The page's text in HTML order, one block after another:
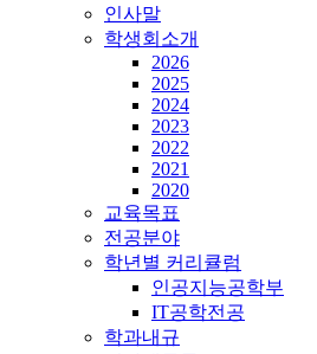
인사말
학생회소개
2026
2025
2024
2023
2022
2021
2020
교육목표
전공분야
학년별 커리큘럼
인공지능공학부
IT공학전공
학과내규